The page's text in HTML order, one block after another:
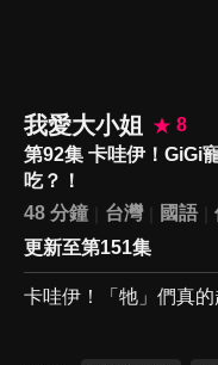
我愛大小姐
8
第92集 卡哇伊！GiGi
吃？！
48 分鐘
台灣 國語
更新至第151集
卡哇伊！「牠」們真的